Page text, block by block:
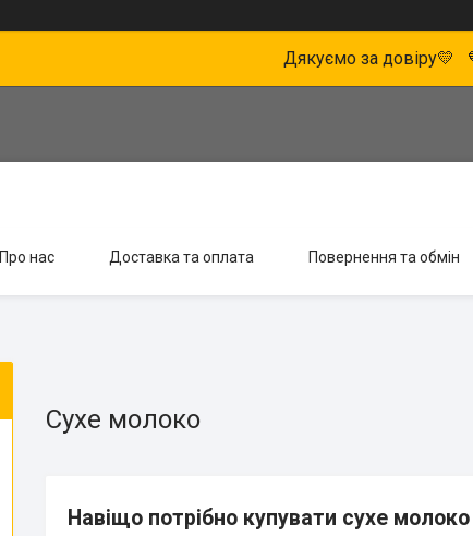
Дякуємо за довіру💛
Про нас Доставка та оплата Повернення та обмін
Сухе молоко
Навіщо потрібно купувати сухе молоко